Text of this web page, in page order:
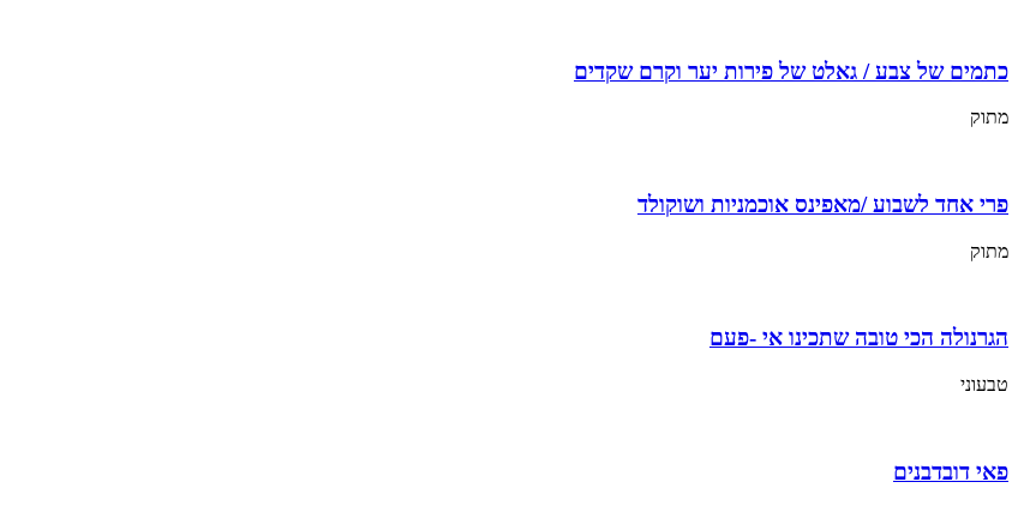
כתמים של צבע / גאלט של פירות יער וקרם שקדים
מתוק
פרי אחד לשבוע /מאפינס אוכמניות ושוקולד
מתוק
הגרנולה הכי טובה שתכינו אי -פעם
טבעוני
פאי דובדבנים